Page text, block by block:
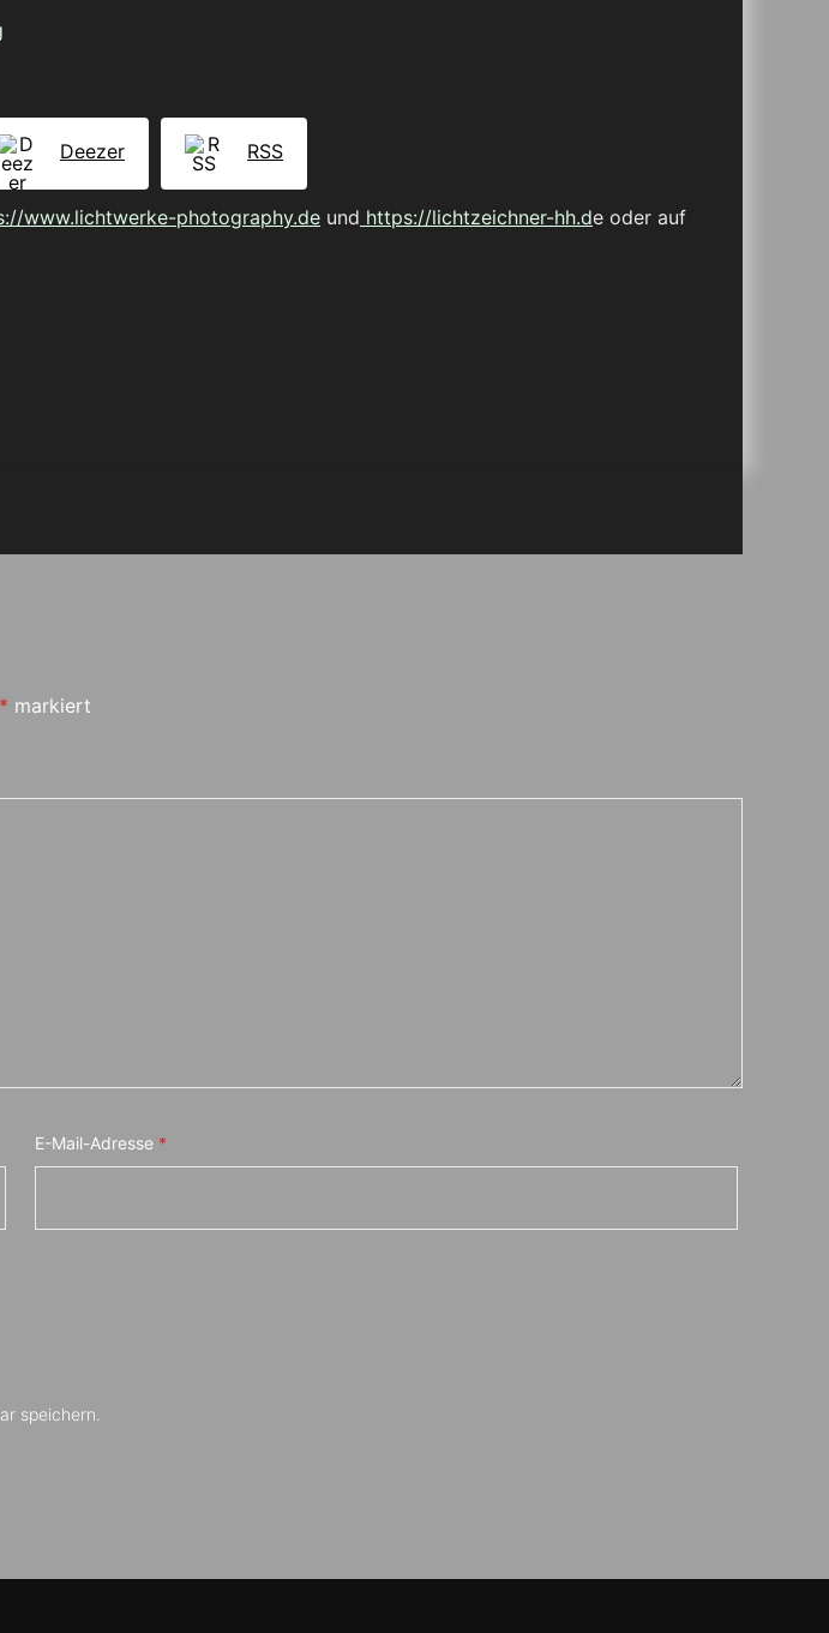
Deezer RSS
www.lichtwerke-photography.de und https://lichtzeichner-hh.de oder auf
* markiert
E-Mail-Adresse *
speichern.